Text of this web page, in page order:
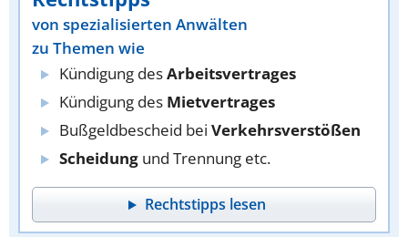
von spezialisierten Anwälten
zu Themen wie
Kündigung desArbeitsvertrages
Kündigung des Mietvertrages
Bußgeldbescheid bei Verkehrsverstößen
Scheidung und Trennung etc.
Rechtstipps lesen